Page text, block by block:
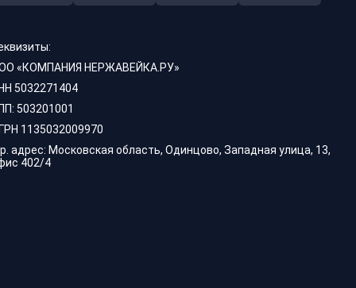
«КОМПАНИЯ НЕРЖАВЕЙКА.РУ»
5032271404
503201001
1135032009970
адрес: Московская область, Одинцово, Западная улица, 13,
402/4